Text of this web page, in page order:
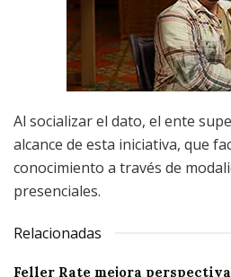
Al socializar el dato, el ente
alcance de esta iniciativa, que
conocimiento a través de
presenciales.
Relacionadas
Feller Rate mejora